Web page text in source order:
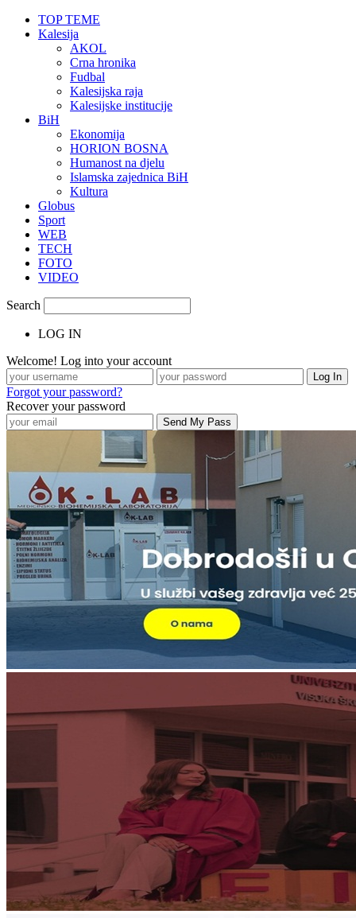
TOP TEME
Kalesija
AKOL
Crna hronika
Fudbal
Kalesijska raja
Kalesijske institucije
BiH
Ekonomija
HORION BOSNA
Humanost na djelu
Islamska zajednica BiH
Kultura
Globus
Sport
WEB
TECH
FOTO
VIDEO
Search
LOG IN
Welcome! Log into your account
Forgot your password?
Recover your password